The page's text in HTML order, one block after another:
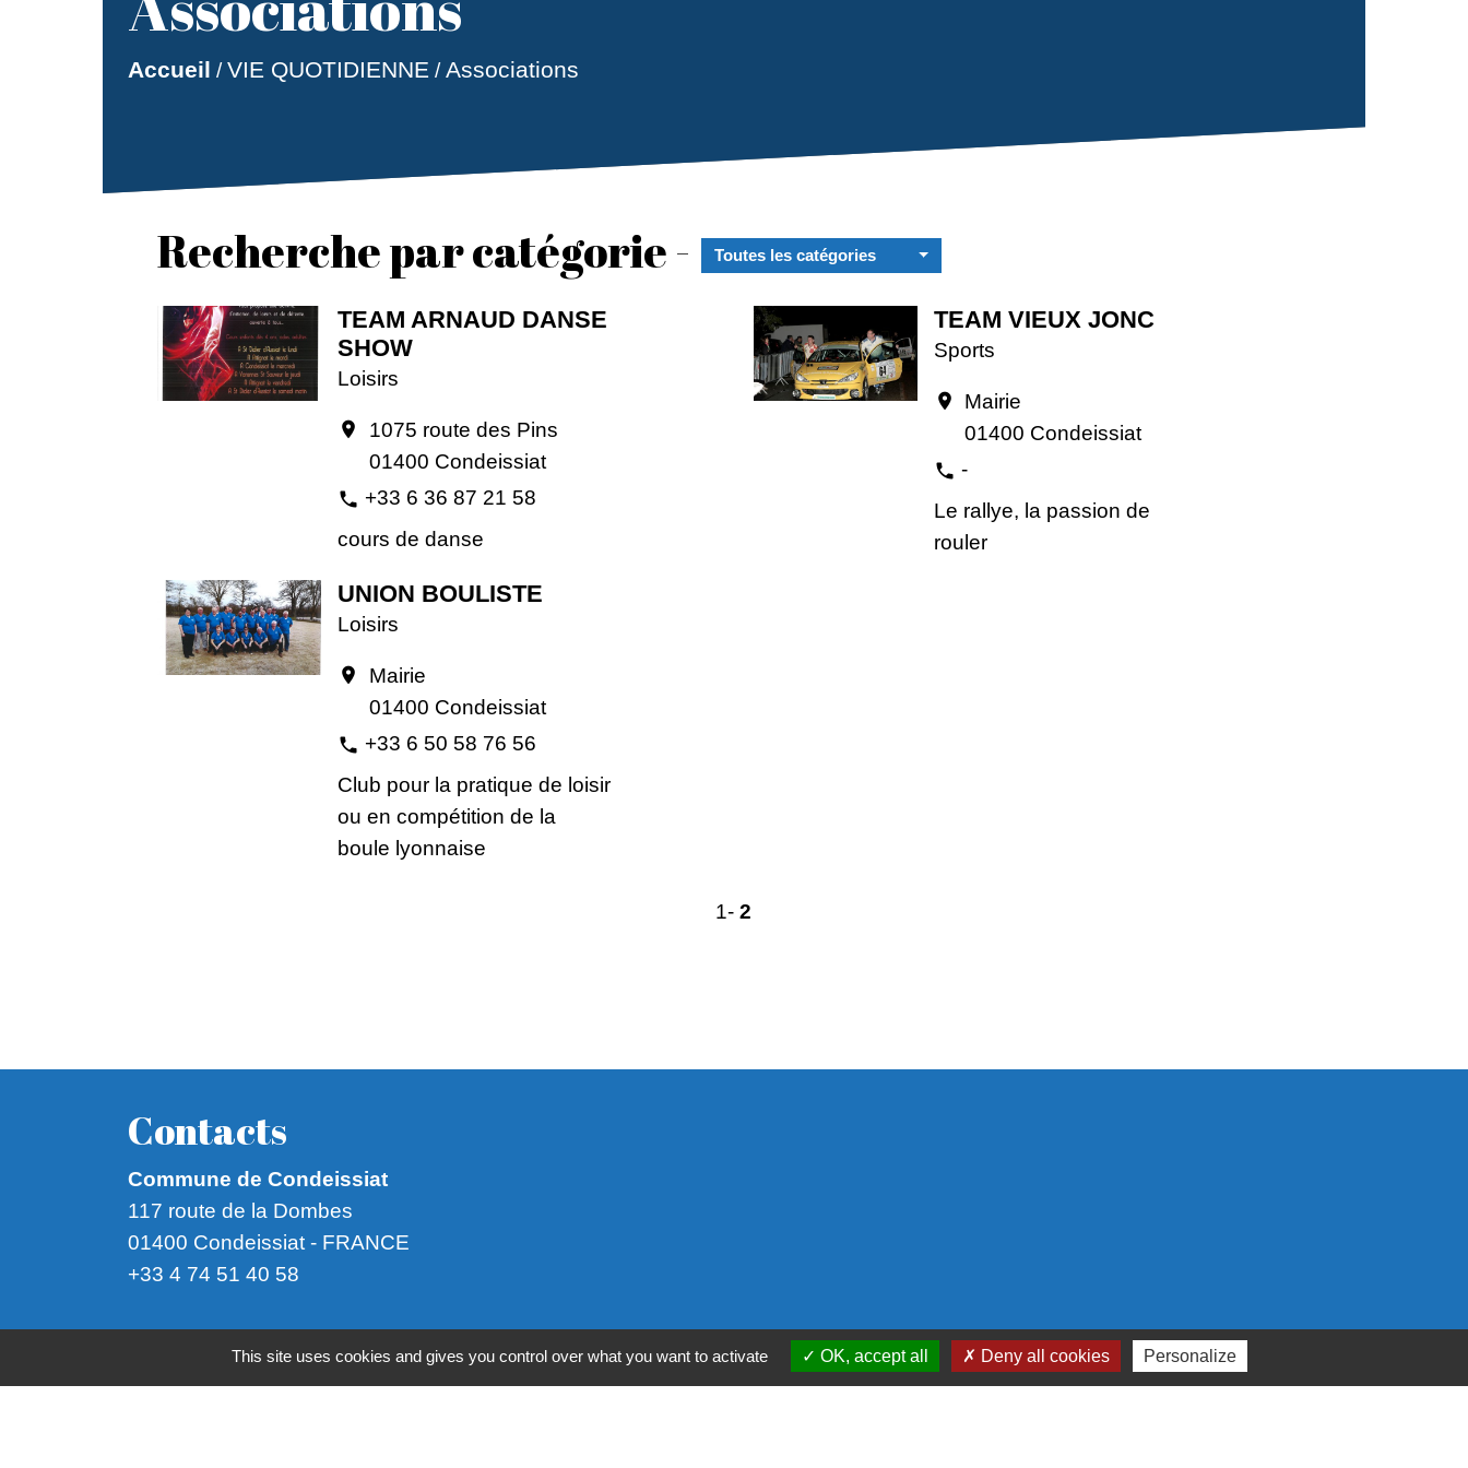
Accueil /VIE QUOTIDIENNE / Associations
Recherche par catégorie - Toutes les catégories
TEAM ARNAUD DANSE
SHOW
Loisirs
location_on
1075 route des Pins
01400 Condeissiat
phone +33 6 36 87 21 58
cours de danse
TEAM VIEUX JONC
Sports
location_on
Mairie
01400 Condeissiat
phone -
Le rallye, la passion de
rouler
UNION BOULISTE
Loisirs
location_on
Mairie
01400 Condeissiat
phone +33 6 50 58 76 56
Club pour la pratique de loisir
ou en compétition de la
boule lyonnaise
1-2
Contacts
Commune de Condeissiat
117 route de la Dombes
01400 Condeissiat - FRANCE
+33 4 74 51 40 58
Mentions légales - Politique de confidentialité - Accessibilité - Plan du site - Gestion des cookies
This site uses cookies and gives you control over what you want to activate OK, accept all Deny all cookies Personalize